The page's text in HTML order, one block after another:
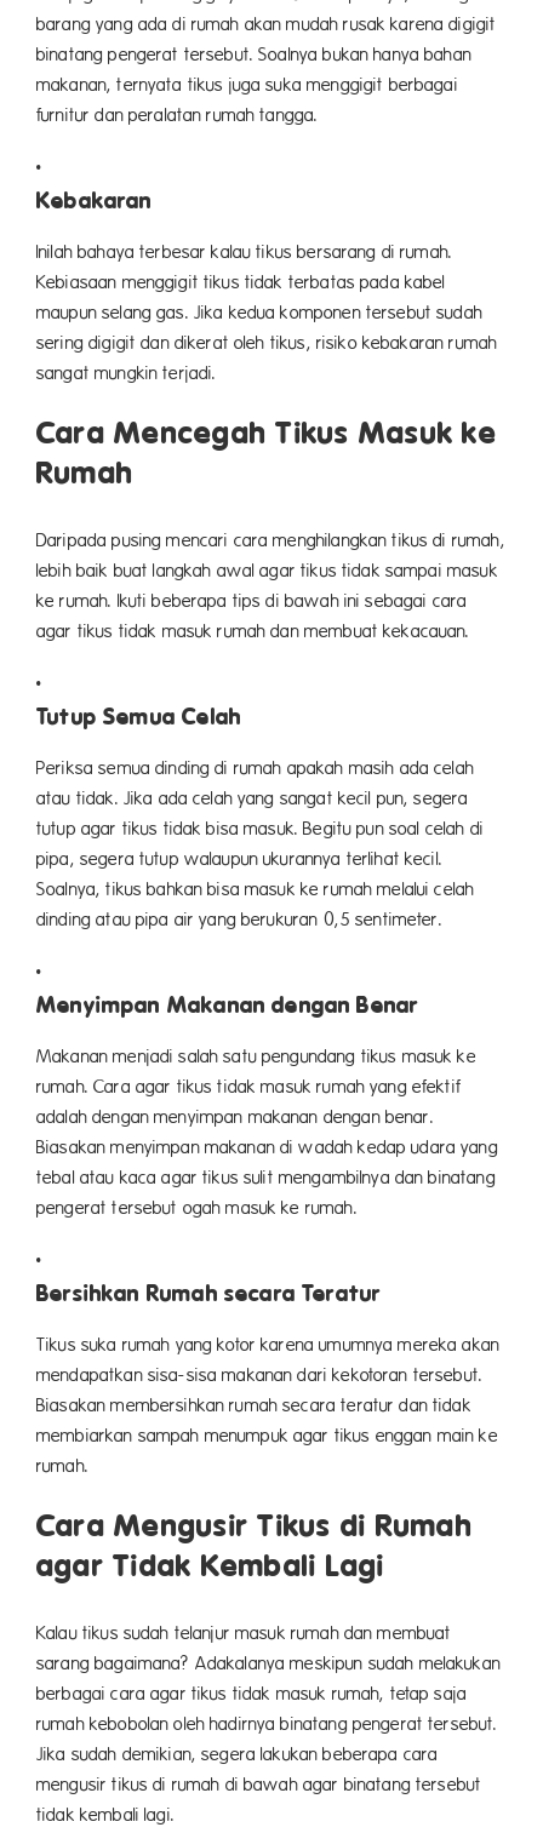
barang yang ada di rumah akan mudah rusak karena digigit
binatang pengerat tersebut. Soalnya bukan hanya bahan
makanan, ternyata tikus juga suka menggigit berbagai
furnitur dan peralatan rumah tangga.
Kebakaran
Inilah bahaya terbesar kalau tikus bersarang di rumah.
Kebiasaan menggigit tikus tidak terbatas pada kabel
maupun selang gas. Jika kedua komponen tersebut sudah
sering digigit dan dikerat oleh tikus, risiko kebakaran rumah
sangat mungkin terjadi.
Cara Mencegah Tikus Masuk ke
Rumah
Daripada pusing mencari cara menghilangkan tikus di rumah,
lebih baik buat langkah awal agar tikus tidak sampai masuk
ke rumah. Ikuti beberapa tips di bawah ini sebagai cara
agar tikus tidak masuk rumah dan membuat kekacauan.
Tutup Semua Celah
Periksa semua dinding di rumah apakah masih ada celah
atau tidak. Jika ada celah yang sangat kecil pun, segera
tutup agar tikus tidak bisa masuk. Begitu pun soal celah di
pipa, segera tutup walaupun ukurannya terlihat kecil.
Soalnya, tikus bahkan bisa masuk ke rumah melalui celah
dinding atau pipa air yang berukuran 0,5 sentimeter.
Menyimpan Makanan dengan Benar
Makanan menjadi salah satu pengundang tikus masuk ke
rumah. Cara agar tikus tidak masuk rumah yang efektif
adalah dengan menyimpan makanan dengan benar.
Biasakan menyimpan makanan di wadah kedap udara yang
tebal atau kaca agar tikus sulit mengambilnya dan binatang
pengerat tersebut ogah masuk ke rumah.
Bersihkan Rumah secara Teratur
Tikus suka rumah yang kotor karena umumnya mereka akan
mendapatkan sisa-sisa makanan dari kekotoran tersebut.
Biasakan membersihkan rumah secara teratur dan tidak
membiarkan sampah menumpuk agar tikus enggan main ke
rumah.
Cara Mengusir Tikus di Rumah
agar Tidak Kembali Lagi
Kalau tikus sudah telanjur masuk rumah dan membuat
sarang bagaimana? Adakalanya meskipun sudah melakukan
berbagai cara agar tikus tidak masuk rumah, tetap saja
rumah kebobolan oleh hadirnya binatang pengerat tersebut.
Jika sudah demikian, segera lakukan beberapa cara
mengusir tikus di rumah di bawah agar binatang tersebut
tidak kembali lagi.